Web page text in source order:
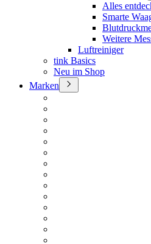
Alles
Smarte
Weitere
Luftreiniger
tink Basics
Neu im Shop
Marken